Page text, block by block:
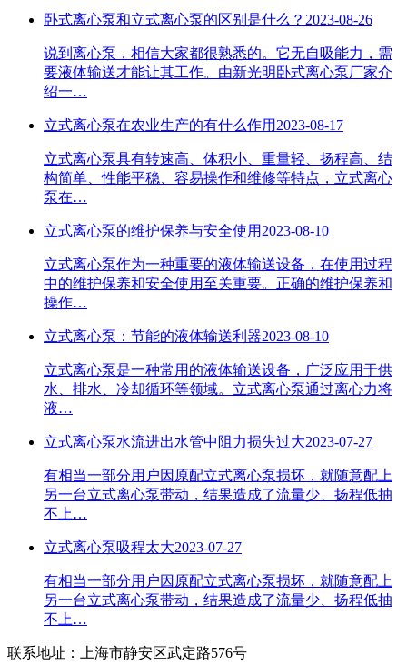
卧式离心泵和立式离心泵的区别是什么？ 2023-08-26
说到离心泵，相信大家都很熟悉的。它无自吸能力，需
要液体输送才能让其工作。由新光明卧式离心泵厂家介
绍一…
立式离心泵在农业生产的有什么作用 2023-08-17
立式离心泵具有转速高、体积小、重量轻、扬程高、结
构简单、性能平稳、容易操作和维修等特点，立式离心
泵在…
立式离心泵的维护保养与安全使用 2023-08-10
立式离心泵作为一种重要的液体输送设备，在使用过程
中的维护保养和安全使用至关重要。正确的维护保养和
操作…
立式离心泵：节能的液体输送利器2023-08-10
​立式离心泵是一种常用的液体输送设备，广泛应用于供
水、排水、冷却循环等领域。立式离心泵通过离心力将
液…
立式离心泵水流进出水管中阻力损失过大2023-07-27
有相当一部分用户因原配立式离心泵损坏，就随意配上
另一台立式离心泵带动，结果造成了流量少、扬程低抽
不上…
立式离心泵吸程太大2023-07-27
有相当一部分用户因原配立式离心泵损坏，就随意配上
另一台立式离心泵带动，结果造成了流量少、扬程低抽
不上…
联系地址： 上海市静安区武定路576号